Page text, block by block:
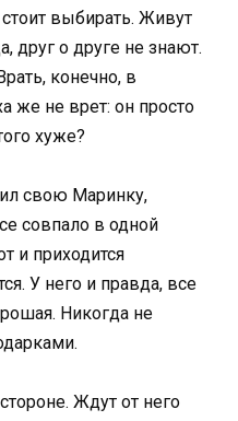
выбирать. Живут
друг о друге не знают.
конечно, в
же не врет: он просто
хуже?
свою Маринку,
совпало в одной
и приходится
У него и правда, все
Никогда не
Ждут от него